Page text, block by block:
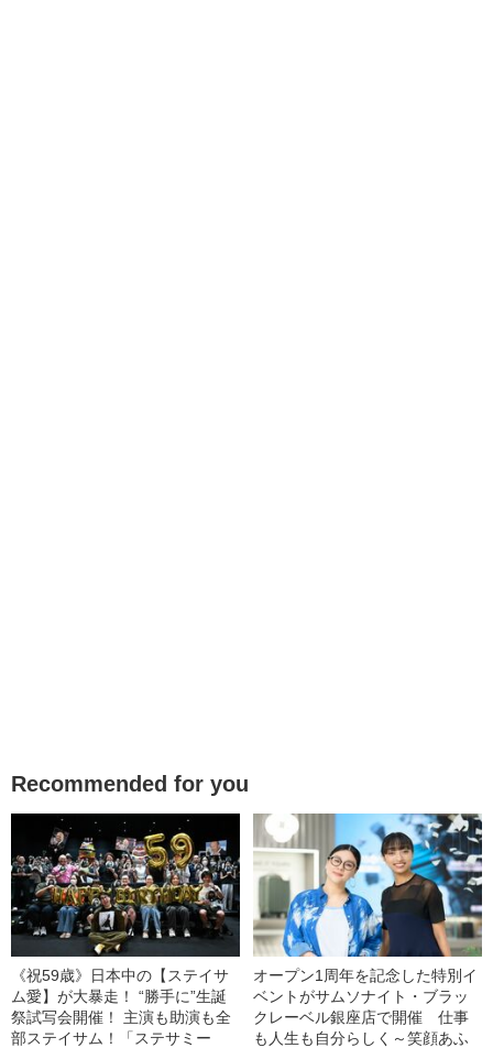
Recommended for you
《祝59歳》日本中の【ステイサ
ム愛】が大暴走！ “勝手に”生誕
祭試写会開催！ 主演も助演も全
部ステイサム！「ステサミー
オープン1周年を記念した特別イ
ベントがサムソナイト・ブラッ
クレーベル銀座店で開催 仕事
も人生も自分らしく～笑顔あふ